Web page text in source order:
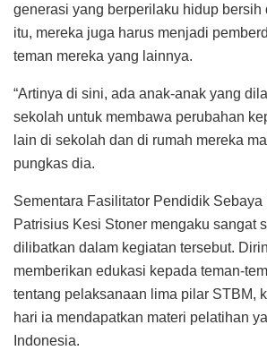
generasi yang berperilaku hidup bersih
itu, mereka juga harus menjadi
teman mereka yang lainnya.
“Artinya di sini, ada anak-anak yang
sekolah untuk membawa perubahan
lain di sekolah dan di rumah mereka
pungkas dia.
Sementara Fasilitator Pendidik Sebaya
Patrisius Kesi Stoner mengaku sangat
dilibatkan dalam kegiatan tersebut.
memberikan edukasi kepada teman-
tentang pelaksanaan lima pilar STBM,
hari ia mendapatkan materi pelatihan
Indonesia.